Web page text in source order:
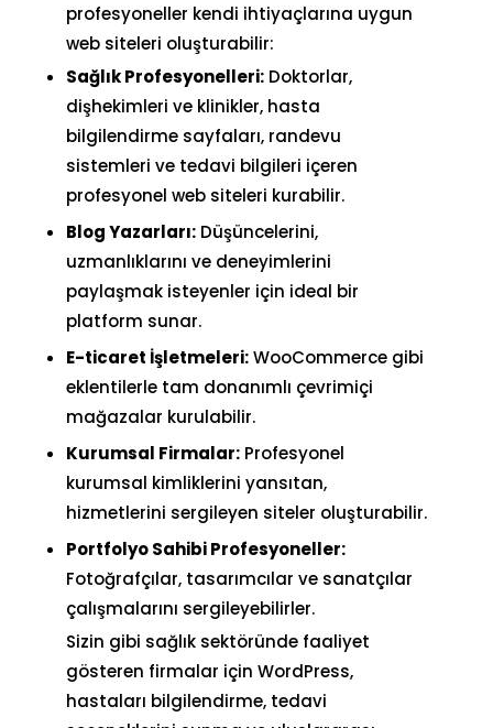
profesyoneller kendi ihtiyaçlarına uygun
web siteleri oluşturabilir:
Sağlık Profesyonelleri: Doktorlar,
dişhekimleri ve klinikler, hasta
bilgilendirme sayfaları, randevu
sistemleri ve tedavi bilgileri içeren
profesyonel web siteleri kurabilir.
Blog Yazarları: Düşüncelerini,
uzmanlıklarını ve deneyimlerini
paylaşmak isteyenler için ideal bir
platform sunar.
E-ticaret İşletmeleri:WooCommerce gibi
eklentilerle tam donanımlı çevrimiçi
mağazalar kurulabilir.
Kurumsal Firmalar: Profesyonel
kurumsal kimliklerini yansıtan,
hizmetlerini sergileyen siteler oluşturabilir.
Portfolyo Sahibi Profesyoneller:
Fotoğrafçılar, tasarımcılar ve sanatçılar
çalışmalarını sergileyebilirler.
Sizin gibi sağlık sektöründe faaliyet
gösteren firmalar için WordPress,
hastaları bilgilendirme, tedavi